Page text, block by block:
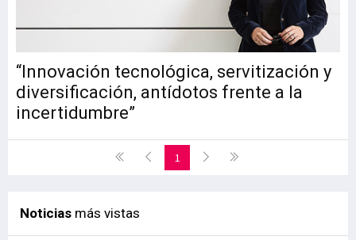
“Innovación tecnológica, servitización y
diversificación, antídotos frente a la
incertidumbre”
1
Noticias más vistas